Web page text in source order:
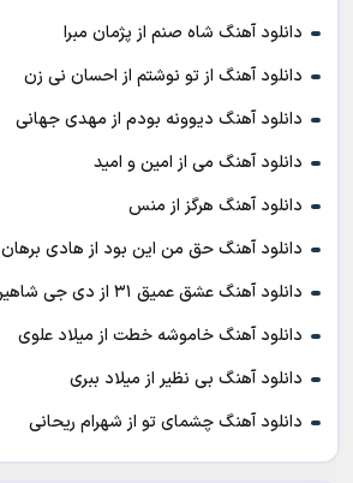
دانلود آهنگ شاه صنم از پژمان مبرا
دانلود آهنگ از تو نوشتم از احسان نی زن
دانلود آهنگ دیوونه بودم از مهدی جهانی
دانلود آهنگ می از امین و امید
دانلود آهنگ هرگز از منس
دانلود آهنگ حق من این بود از هادی برهان
دانلود آهنگ عشق عمیق ۳۱ از دی جی شاهین
دانلود آهنگ خاموشه خطت از میلاد علوی
دانلود آهنگ بی نظیر از میلاد ببری
دانلود آهنگ چشمای تو از شهرام ریحانی